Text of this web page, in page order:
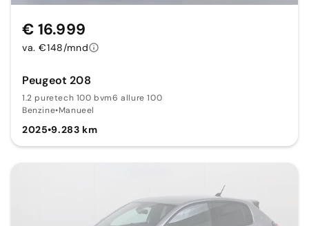
Peugeot 208
1.2 puretech 100 bvm6 allure 100
Benzine•Manueel
2025•9.283 km
€ 16.999
va. €148/mnd